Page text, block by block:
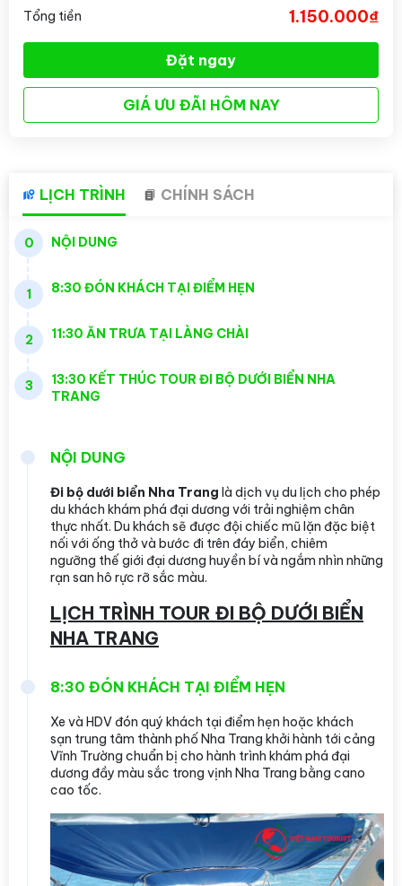
Tổng tiền 1.150.000₫
Đặt ngay
GIÁ ƯU ĐÃI HÔM NAY
LỊCH TRÌNH CHÍNH SÁCH
0 NỘI DUNG
1 8:30 ĐÓN KHÁCH TẠI ĐIỂM HẸN
2 11:30 ĂN TRƯA TẠI LÀNG CHÀI
3
13:30 KẾT THÚC TOUR ĐI BỘ DƯỚI BIỂN NHA
TRANG
NỘI DUNG
Đi bộ dưới biển Nha Trang là dịch vụ du lịch cho phép
du khách khám phá đại dương với trải nghiệm chân
thực nhất. Du khách sẽ được đội chiếc mũ lặn đặc biệt
nối với ống thở và bước đi trên đáy biển, chiêm
ngưỡng thế giới đại dương huyền bí và ngắm nhìn những
rạn san hô rực rỡ sắc màu.
LỊCH TRÌNH TOUR ĐI BỘ DƯỚI BIỂN
NHA TRANG
8:30 ĐÓN KHÁCH TẠI ĐIỂM HẸN
Xe và HDV đón quý khách tại điểm hẹn hoặc khách
sạn trung tâm thành phố Nha Trang khởi hành tới cảng
Vĩnh Trường chuẩn bị cho hành trình khám phá đại
dương đầy màu sắc trong vịnh Nha Trang bằng cano
cao tốc.